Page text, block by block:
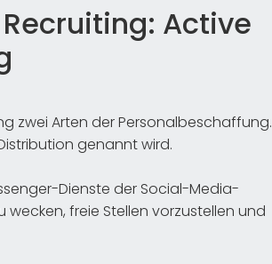
Active
zwei Arten der Personalbeschaffung.
genannt wird.
Dienste der Social-Media-
freie Stellen vorzustellen und